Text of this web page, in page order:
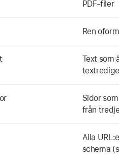
PDF-filer
Ren
Text som
Sidor
från
Alla
schema